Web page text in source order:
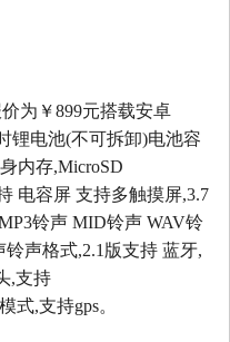
为￥899元搭载安卓
锂电池(不可拆卸)电池容
内存,MicroSD
电容屏 支持多触摸屏,3.7
铃声 MID铃声 WAV铃
声格式,2.1版支持 蓝牙,
,支持
式,支持gps。